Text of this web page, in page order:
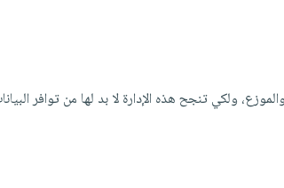
ولكي تنجح هذه الإدارة لا بد لها من توافر